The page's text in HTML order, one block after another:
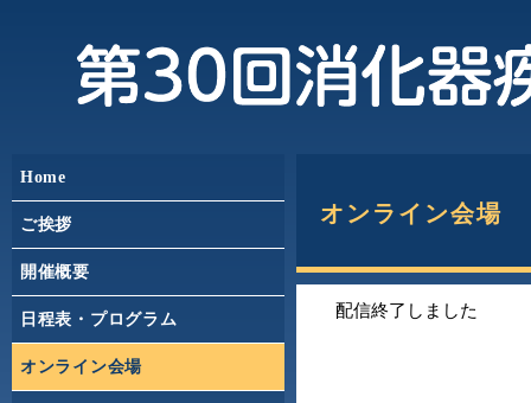
Home
ご挨拶
開催概要
日程表・プログラム
オンライン会場
オンライン会場
配信終了しました